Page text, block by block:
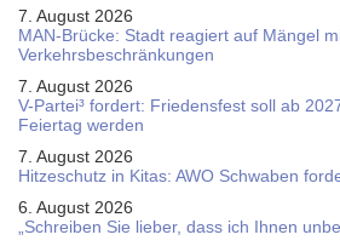
7. August 2026
MAN-Brücke: Stadt reagiert auf Mängel
Verkehrsbeschränkungen
7. August 2026
V-Partei­³ fordert: Friedens­fest soll ab
Feier­tag werden
7. August 2026
Hitzeschutz in Kitas: AWO Schwaben
6. August 2026
„Schreiben Sie lieber, dass ich Ihnen